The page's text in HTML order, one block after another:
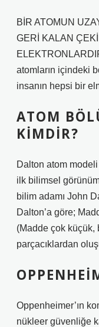
BİR ATOMUN
GERİ KALAN
atomların içindeki
insanın hepsi bir
ATOM
KIMDIR?
Dalton atom
ilk bilimsel
bilim adamı John
Dalton’a göre;
(Madde çok küçük,
parçacıklardan
Oppenheimer’ın
nükleer güvenliğe